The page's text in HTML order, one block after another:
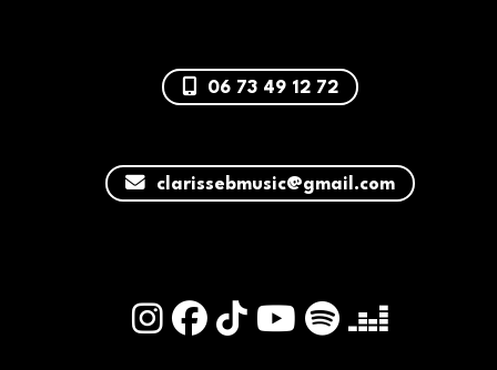
06 73 49 12 72
clarissebmusic@gmail.com